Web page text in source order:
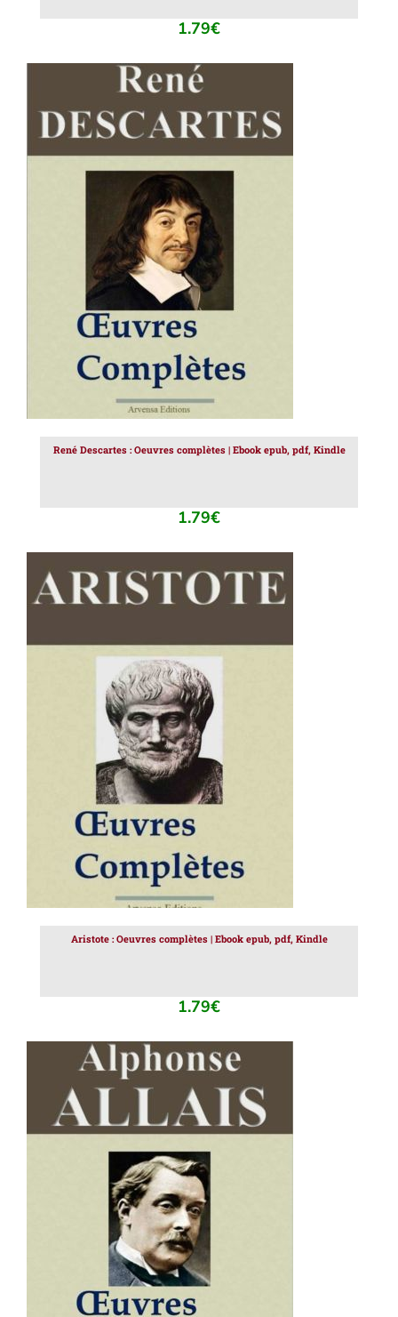
1.79€
AJOUTER AU PANIER / DÉTAILS
René Descartes : Oeuvres complètes | Ebook epub, pdf, Kindle
1.79€
AJOUTER AU PANIER /
Aristote : Oeuvres complètes | Ebook epub, pdf, Kindle
1.79€
AJOUTER AU PANIER /